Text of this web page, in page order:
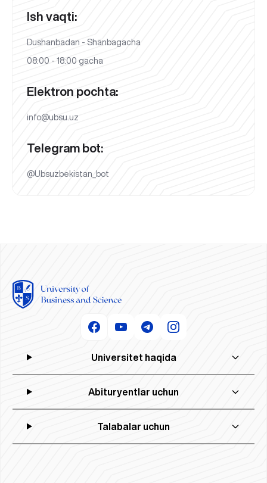
Ish vaqti:
Dushanbadan - Shanbagacha
08:00 - 18:00 gacha
Elektron pochta:
info@ubsu.uz
Telegram bot:
@Ubsuzbekistan_bot
Universitet haqida
Abituryentlar uchun
Talabalar uchun